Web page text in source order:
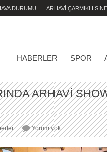
DURUMU ARHAVİ ÇARMIKLI
HABERLER SPOR
ARHAVİ
Yorum yokULUSAL
TV
KANALLARINDA